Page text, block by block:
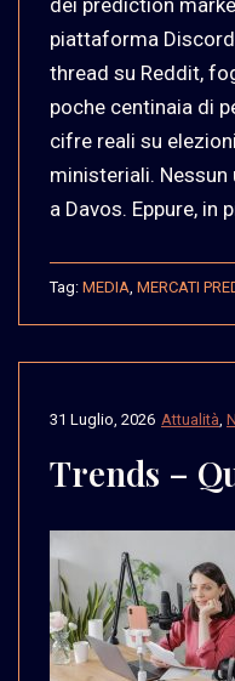
piattaforma
thread su Reddit,
poche centinaia di
cifre reali su
ministeriali. Nessun
a Davos. Eppure, in
Tag: MEDIA MERCATI
Attualità
31 Luglio, 2026
Trends –